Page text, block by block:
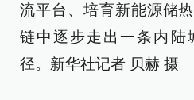
流平台、培育新能源储
链中逐步走出一条内陆
径。新华社记者 贝赫 摄